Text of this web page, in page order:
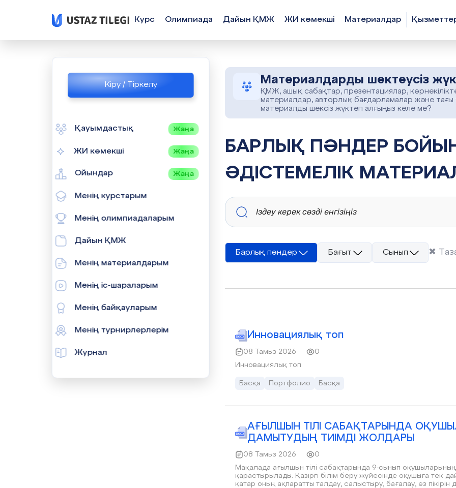
Кіру / Тіркелу
Қауымдастық Жаңа
ЖИ көмекші Жаңа
Ойындар Жаңа
Менің курстарым
Менің олимпиадаларым
Дайын ҚМЖ
Менің материалдарым
Менің іс-шараларым
Менің байқауларым
Менің турнирлерлерім
Журнал
Курс Олимпиада Дайын ҚМЖ ЖИ көмекші Материалдар
Материалдарды шектеусіз
ҚМЖ, ашық сабақтар, презентациялар,
материалдар, авторлық бағдарламалар және
материалды шексіз жүктеп алғыңыз келе ме?
БАРЛЫҚ ПӘНДЕР БОЙЫНША ОҚУ-
ӘДІСТЕМЕЛІК
Барлық пәндер Бағыт Сынып ✖
Инновациялық топ
08 Тамыз 2026
0
Инновациялық топ
Басқа Портфолио Басқа
АҒЫЛШЫН ТІЛІ САБАҚТАРЫНДА
ДАМЫТУДЫҢ ТИІМДІ ЖОЛДАРЫ
08 Тамыз 2026
0
Мақалада ағылшын тілі сабақтарында 9-сынып
қарастырылады. Қазіргі білім беру жүйесінде оқушыға тек
қатар оның ақпаратты талдау, салыстыру, бағалау, өз